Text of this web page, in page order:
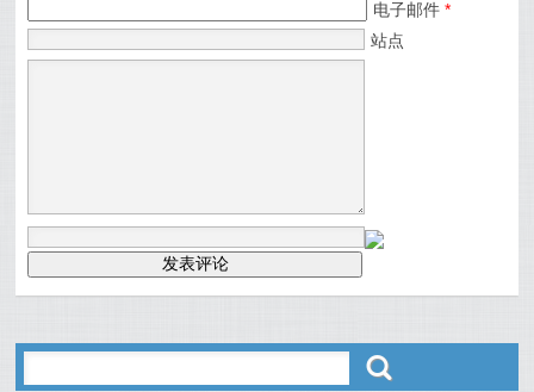
电子邮件*
站点
ő